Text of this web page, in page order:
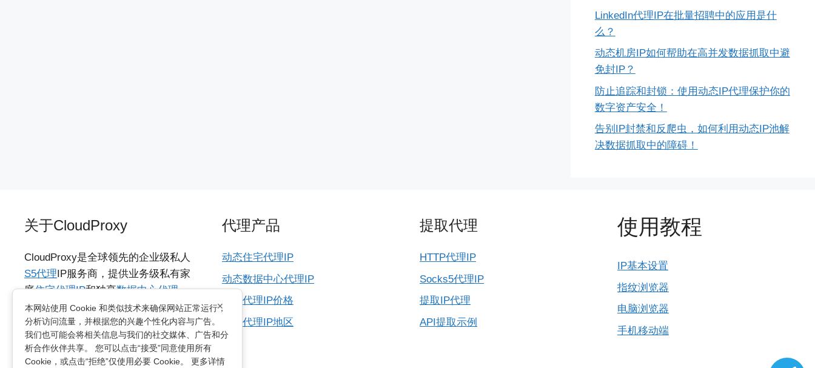
LinkedIn代理IP在批量招聘中的应用是什
么？
动态机房IP如何帮助在高并发数据抓取中避
免封IP？
防止追踪和封锁：使用动态IP代理保护你的
数字资产安全！
告别IP封禁和反爬虫，如何利用动态IP池解
决数据抓取中的障碍！
关于CloudProxy
CloudProxy是全球领先的企业级私人
S5代理IP服务商，提供业务级私有家
庭住宅代理IP和独享数据中心代理
IP，具备城市级动态IP资源，支持
HTTP/SOCKS5协议，适用于各种多国
网络访问需求的业务。支持无限制并
发连接及动态轮换和粘性会话两种方
代理产品
动态住宅代理IP
动态数据中心代理IP
海外代理IP价格
所有代理IP地区
提取代理
HTTP代理IP
Socks5代理IP
提取IP代理
API提取示例
使用教程
IP基本设置
指纹浏览器
电脑浏览器
手机移动端
×
本网站使用 Cookie 和类似技术来确保网站正常运行，
分析访问流量，并根据您的兴趣个性化内容与广告。
我们也可能会将相关信息与我们的社交媒体、广告和分
析合作伙伴共享。 您可以点击“接受”同意使用所有
Cookie，或点击“拒绝”仅使用必要 Cookie。 更多详情